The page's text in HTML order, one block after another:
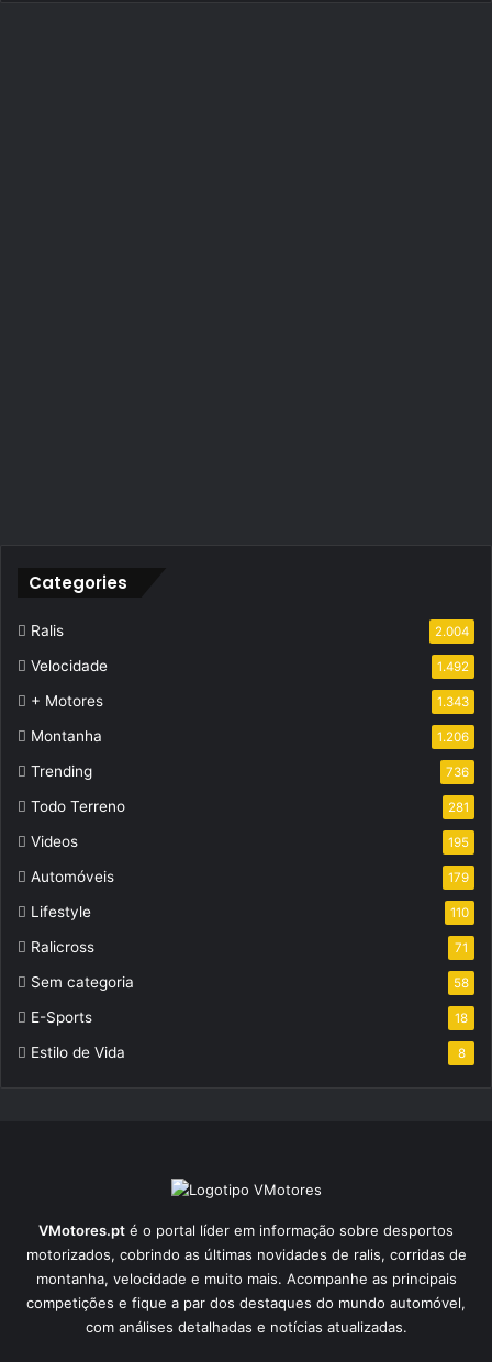
Categories
Ralis 2.004
Velocidade 1.492
+ Motores 1.343
Montanha 1.206
Trending 736
Todo Terreno 281
Videos 195
Automóveis 179
Lifestyle 110
Ralicross 71
Sem categoria 58
E-Sports 18
Estilo de Vida 8
VMotores.pt é o portal líder em informação sobre desportos
motorizados, cobrindo as últimas novidades de ralis, corridas de
montanha, velocidade e muito mais. Acompanhe as principais
competições e fique a par dos destaques do mundo automóvel,
com análises detalhadas e notícias atualizadas.